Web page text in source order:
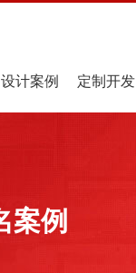
设计案例 定制开发
案例